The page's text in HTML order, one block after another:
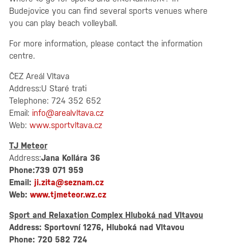
Budejovice you can find several sports venues where
you can play beach volleyball.
For more information, please contact the information
centre.
ČEZ Areál Vltava
Address:U Staré trati
Telephone: 724 352 652
Email: info@arealvltava.cz
Web: www.sportvltava.cz
TJ Meteor
Address:Jana Kollára 36
Phone:739 071 959
Email: ji.zita@seznam.cz
Web: www.tjmeteor.wz.cz
Sport and Relaxation Complex Hluboká nad Vltavou
Address: Sportovní 1276, Hluboká nad Vltavou
Phone: 720 582 724